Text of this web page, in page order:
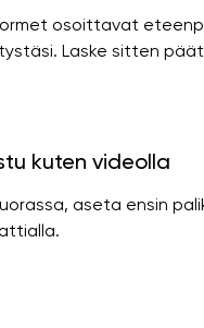
osoittavat
Laske sitten
kuten videolla
aseta ensin